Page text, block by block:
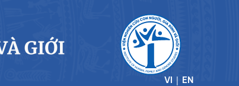
VI | EN